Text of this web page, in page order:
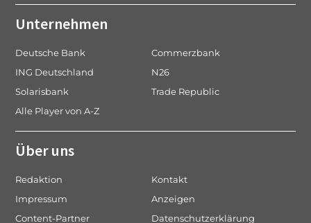
Unternehmen
Deutsche Bank
Commerzbank
ING Deutschland
N26
Solarisbank
Trade Republic
Alle Player von A-Z
Über uns
Redaktion
Kontakt
Impressum
Anzeigen
Content-Partner
Datenschutzerklärung